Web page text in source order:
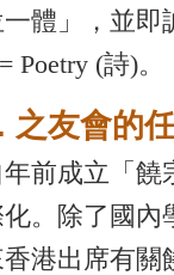
體」，並即
Poetry (詩)。
之友
年前成立「饒
化。除了國內
香港出席有關